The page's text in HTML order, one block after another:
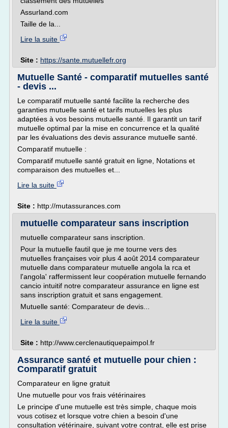
Assurland.com
Taille de la...
Lire la suite
Site : https://sante.mutuellefr.org
Mutuelle Santé - comparatif mutuelles santé
- devis ...
Le comparatif mutuelle santé facilite la recherche des
garanties mutuelle santé et tarifs mutuelles les plus
adaptées à vos besoins mutuelle santé. Il garantit un tarif
mutuelle optimal par la mise en concurrence et la qualité
par les évaluations des devis assurance mutuelle santé.
Comparatif mutuelle :
Comparatif mutuelle santé gratuit en ligne, Notations et
comparaison des mutuelles et...
Lire la suite
Site : http://mutassurances.com
mutuelle comparateur sans inscription
mutuelle comparateur sans inscription.
Pour la mutuelle fautil que je me tourne vers des
mutuelles françaises voir plus 4 août 2014 comparateur
mutuelle dans comparateur mutuelle angola la rca et
l'angola' raffermissent leur coopération mutuelle fernando
cancio intuitif notre comparateur assurance en ligne est
sans inscription gratuit et sans engagement.
Mutuelle santé: Comparateur de devis...
Lire la suite
Site : http://www.cerclenautiquepaimpol.fr
Assurance santé et mutuelle pour chien :
Comparatif gratuit
Comparateur en ligne gratuit
Une mutuelle pour vos frais vétérinaires
Le principe d'une mutuelle est très simple, chaque mois
vous cotisez et lorsque votre chien a besoin d'une
consultation vétérinaire, suivant votre contrat, elle est prise